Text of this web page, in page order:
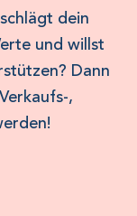
dein
und willst
Dann
,